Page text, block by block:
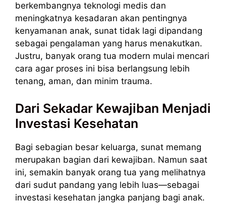
berkembangnya teknologi medis dan
meningkatnya kesadaran akan pentingnya
kenyamanan anak, sunat tidak lagi dipandang
sebagai pengalaman yang harus menakutkan.
Justru, banyak orang tua modern mulai mencari
cara agar proses ini bisa berlangsung lebih
tenang, aman, dan minim trauma.
Dari Sekadar Kewajiban Menjadi
Investasi Kesehatan
Bagi sebagian besar keluarga, sunat memang
merupakan bagian dari kewajiban. Namun saat
ini, semakin banyak orang tua yang melihatnya
dari sudut pandang yang lebih luas—sebagai
investasi kesehatan jangka panjang bagi anak.